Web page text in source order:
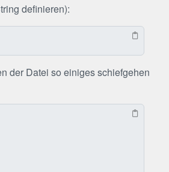
definieren):
der Datei so einiges schiefgehen